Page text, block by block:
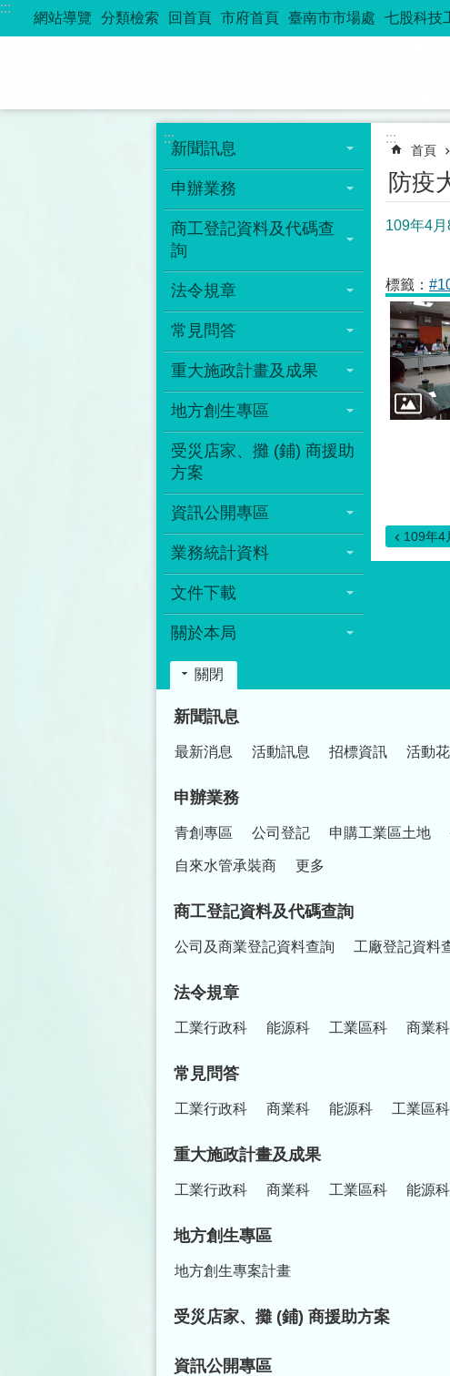
跳到主要內容區塊
:::
網站導覽 分類檢索 回首頁 市府首頁 臺南市市場處 七股科技
:::
新聞訊息
申辦業務
商工登記資料及代碼查
詢
法令規章
常見問答
重大施政計畫及成果
地方創生專區
受災店家、攤 (鋪) 商援助
方案
資訊公開專區
業務統計資料
文件下載
關於本局
:::
首頁
防疫
109年4
標籤：
109年4
關閉
新聞訊息
最新消息 活動訊息 招標資訊 活動
申辦業務
青創專區 公司登記 申購工業區土地
自來水管承裝商 更多
商工登記資料及代碼查詢
公司及商業登記資料查詢 工廠登記資料
法令規章
工業行政科 能源科 工業區科 商業科
常見問答
工業行政科 商業科 能源科 工業區科
重大施政計畫及成果
工業行政科 商業科 工業區科 能源科
地方創生專區
地方創生專案計畫
受災店家、攤 (鋪) 商援助方案
資訊公開專區